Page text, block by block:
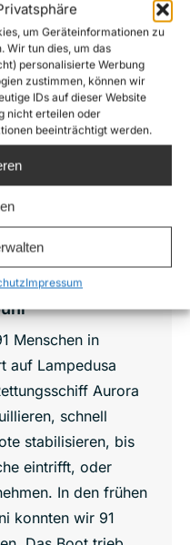
um Geräteinformationen zu
Wir tun dies, um das
personalisierte Werbung
zustimmen, können wir
IDs auf dieser Website
nicht erteilen oder
beeinträchtigt werden.
Impressum
Menschen in
auf Lampedusa
Aurora
schnell
stabilisieren, bis
eintrifft, oder
In den frühen
konnten wir 91